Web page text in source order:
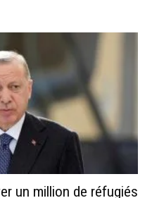
un million de réfugiés